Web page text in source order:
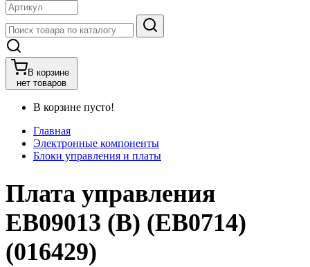
В корзине
нет товаров
В корзине пусто!
Главная
Электронные компоненты
Блоки управления и платы
Плата управления
EB09013 (B) (EB0714)
(016429)